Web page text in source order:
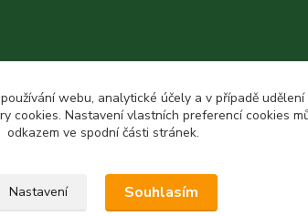
webu, analytické účely a v případě
cookies. Nastavení vlastních preferencí cookies
odkazem ve spodní části stránek.
Nastavení Souhlasím